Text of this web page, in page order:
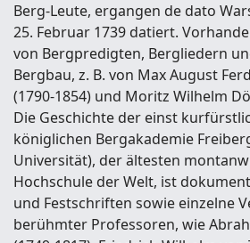
Berg-Leute, ergangen de dato
25. Februar 1739 datiert.
von Bergpredigten, Bergliedern
Bergbau, z. B. von Max August
(1790-1854) und Moritz Wilhelm
Die Geschichte der einst
königlichen Bergakademie
Universität), der ältesten
Hochschule der Welt, ist
und Festschriften sowie einzelne
berühmter Professoren, wie